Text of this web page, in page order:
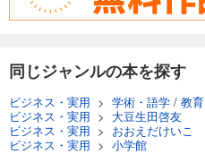
同じジャンルの本を探す
ビジネス・実用 > 学術・語学 / 教育
ビジネス・実用 > 大豆生田啓友
ビジネス・実用 > おおえだけいこ
ビジネス・実用 > 小学館